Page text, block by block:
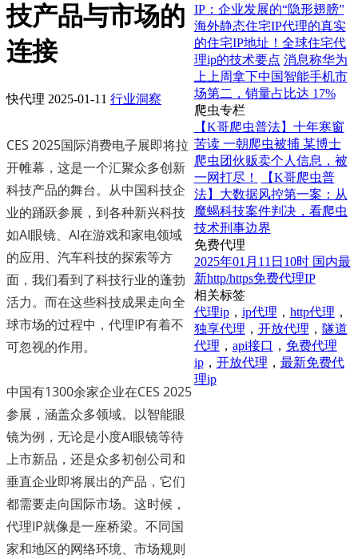
技产品与市场的
连接
快代理 2025-01-11 行业洞察
CES 2025国际消费电子展即将拉
开帷幕，这是一个汇聚众多创新
科技产品的舞台。从中国科技企
业的踊跃参展，到各种新兴科技
如AI眼镜、AI在游戏和家电领域
的应用、汽车科技的探索等方
面，我们看到了科技行业的蓬勃
活力。而在这些科技成果走向全
球市场的过程中，代理IP有着不
可忽视的作用。
中国有1300余家企业在CES 2025
参展，涵盖众多领域。以智能眼
镜为例，无论是小度AI眼镜等待
上市新品，还是众多初创公司和
垂直企业即将展出的产品，它们
都需要走向国际市场。这时候，
代理IP就像是一座桥梁。不同国
家和地区的网络环境、市场规则
IP：企业发展的“隐形翅膀”
海外静态住宅IP代理的真实
的住宅IP地址！全球住宅代
理ip的技术要点 消息称华为
上上周拿下中国智能手机市
场第二，销量占比达 17%
爬虫专栏
【K哥爬虫普法】十年寒窗
苦读 一朝爬虫被捕 某博士
爬虫团伙贩卖个人信息，被
一网打尽！
【K哥爬虫普
法】大数据风控第一案：从
魔蝎科技案件判决，看爬虫
技术刑事边界
免费代理
2025年01月11日10时 国内最
新http/https免费代理IP
相关标签
代理ip， ip代理 ， http代理 ，
独享代理 ， 开放代理 ， 隧道
代理 ， api接口 ， 免费代理
ip， 开放代理 ， 最新免费代
理ip